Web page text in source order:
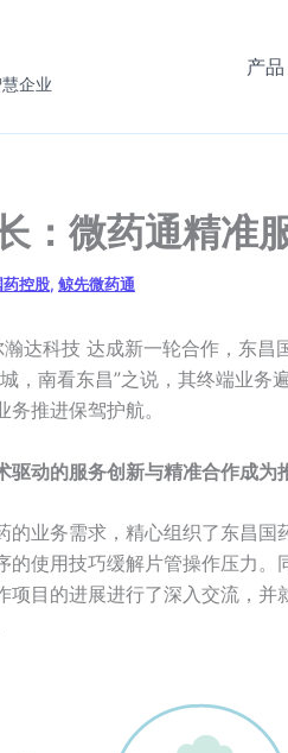
企业
产品
：微药通精准
药控股, 鲸先微药通
达科技 达成新一轮合作，东
，南看东昌”之说，其终端业
推进保驾护航。
动的服务创新与精准合作成为
的业务需求，精心组织了东昌
的使用技巧缓解片管操作压力
项目的进展进行了深入交流，